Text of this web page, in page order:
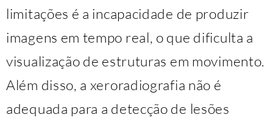
limitações é a incapacidade de produzir
imagens em tempo real, o que dificulta a
visualização de estruturas em movimento.
Além disso, a xeroradiografia não é
adequada para a detecção de lesões